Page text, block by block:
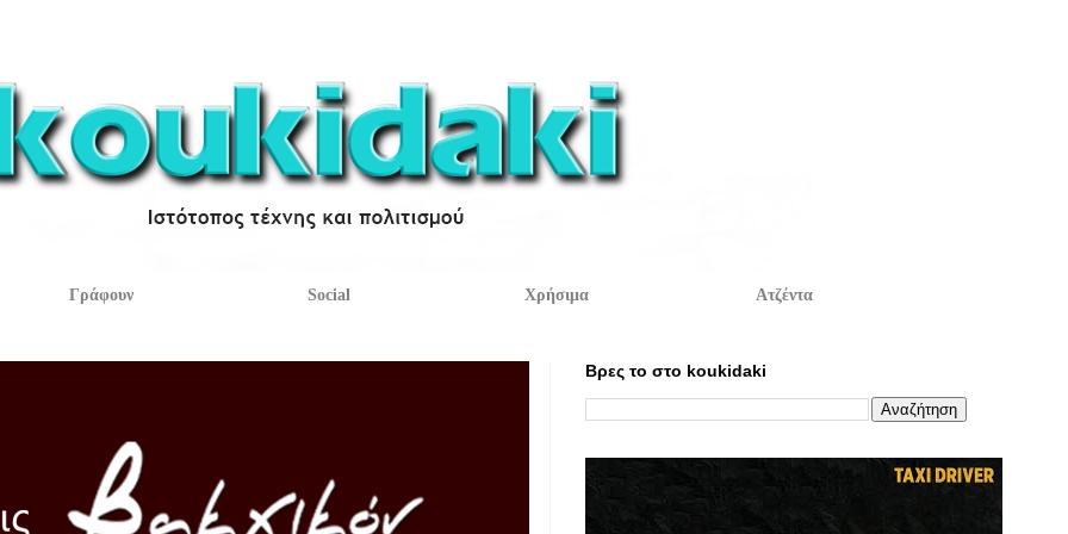
Γράφουν Social Χρήσιμα Ατζέντα
Βρες το στο koukidaki